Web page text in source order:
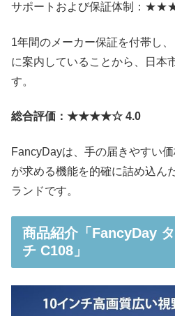
サポートおよび保証体制：
1年間のメーカー保証を付帯し
に案内していることから、日本
す。
総合評価：★★★★☆ 4.0
FancyDayは、手の届きやすい
が求める機能を的確に詰め込ん
ランドです。
商品紹介「FancyDay
チ C108」